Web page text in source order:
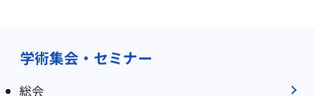
学術集会・セミナー
総会